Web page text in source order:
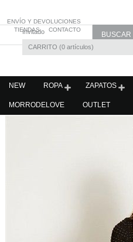
Invitado
CARRITO 0 artículos
ENVÍO Y DEVOLUCIONES
TIENDAS
CONTACTO
NEW ROPA ZAPATOS
MORRODELOVE OUTLET